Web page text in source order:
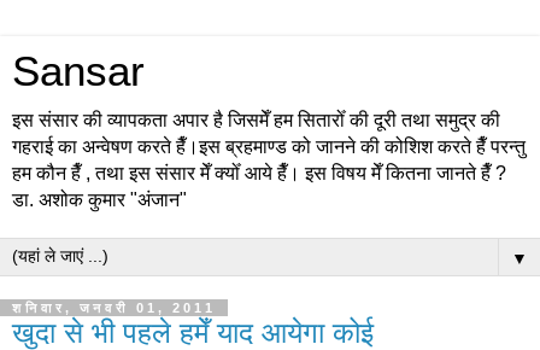
Sansar
इस संसार की व्यापकता अपार है जिसमेँ हम सितारोँ की दूरी तथा समुद्र की
गहराई का अन्वेषण करते हैँ।इस ब्रहमाण्ड को जानने की कोशिश करते हैँ परन्तु
हम कौन हैँ , तथा इस संसार मेँ क्योँ आये हैँ। इस विषय मेँ कितना जानते हैँ ?
डा. अशोक कुमार "अंजान"
▼
शनिवार, जनवरी 01, 2011
खुदा से भी पहले हमेँ याद आयेगा कोई